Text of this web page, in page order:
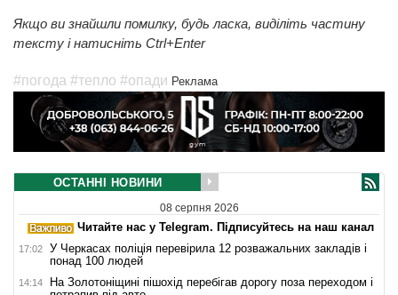
Якщо ви знайшли помилку, будь ласка, виділіть частину
тексту і натисніть Ctrl+Enter
#погода #тепло #опади Реклама
ОСТАННІ НОВИНИ
08 серпня 2026
Читайте нас у Telegram. Підписуйтесь на наш канал
17:02
У Черкасах поліція перевірила 12 розважальних закладів і
понад 100 людей
14:14
На Золотоніщині пішохід перебігав дорогу поза переходом і